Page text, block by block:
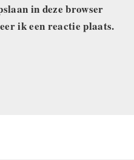
in deze browser
ik een reactie plaats.